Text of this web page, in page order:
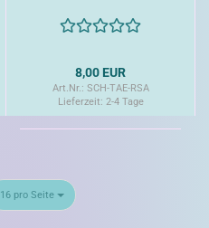
8,00 EUR
Art.Nr.: SCH-TAE-RSA
Lieferzeit: 2-4 Tage
16 pro Seite
pro Seite